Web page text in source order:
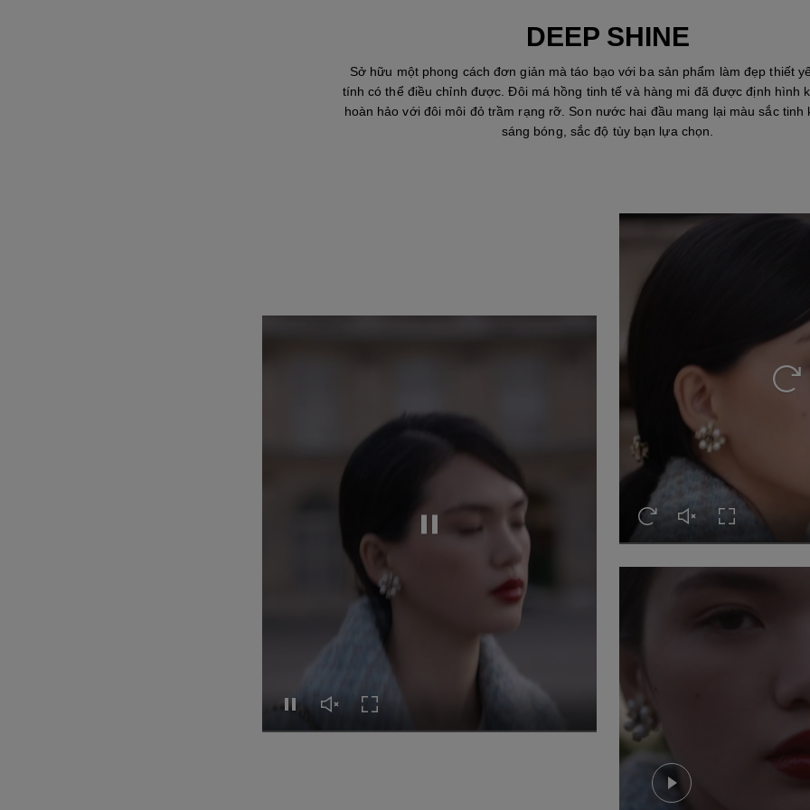
Mở Tràn màn hình
DEEP SHINE
Sở hữu một phong cách đơn giản mà táo bạo với ba sản phẩm làm đẹp thiết
tính có thể điều chỉnh được. Đôi má hồng tinh tế và hàng mi đã được định hình
hoàn hảo với đôi môi đỏ trầm rạng rỡ. Son nước hai đầu mang lại màu sắc tinh
sáng bóng, sắc độ tùy bạn lựa chọn.
Tạm dừng video
Tạm dừng video
Mở tiếng videoMở Tràn màn hình
Xem lại videoMở tiếng videoMở Tràn màn
Xem video